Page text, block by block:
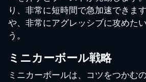
り、非常に短時間で急加速できま
や、非常にアグレッシブに攻めた
う。
ミニカーボール戦略
ミニカーボールは、コツをつかむ